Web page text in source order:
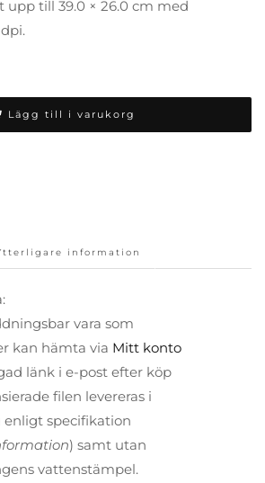
till 39.0 × 26.0 cm med
Lägg till i varukorg
information
vara som
kan hämta via Mitt konto
länk i e-post efter köp
filen levereras i
specifikation
) samt utan
vattenstämpel.